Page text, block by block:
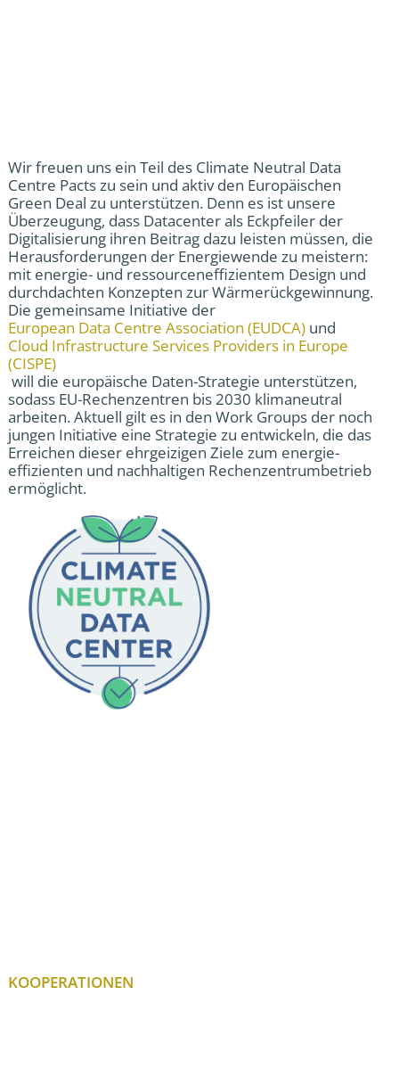
Wir freuen uns ein Teil des Climate Neutral Data
Centre Pacts zu sein und aktiv den Europäischen
Green Deal zu unterstützen. Denn es ist unsere
Überzeugung, dass Datacenter als Eckpfeiler der
Digitalisierung ihren Beitrag dazu leisten müssen, die
Herausforderungen der Energiewende zu meistern:
mit energie- und ressourceneffizientem Design und
durchdachten Konzepten zur Wärmerückgewinnung.
Die gemeinsame Initiative der
European Data Centre Association (EUDCA)und
Cloud Infrastructure Services Providers in Europe
(CISPE)
will die europäische Daten-Strategie unterstützen,
sodass EU-Rechenzentren bis 2030 klimaneutral
arbeiten. Aktuell gilt es in den Work Groups der noch
jungen Initiative eine Strategie zu entwickeln, die das
Erreichen dieser ehrgeizigen Ziele zum energie-
effizienten und nachhaltigen Rechenzentrumbetrieb
ermöglicht.
KOOPERATIONEN